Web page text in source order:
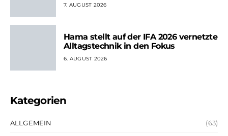
7. AUGUST 2026
Hama stellt auf der IFA 2026 vernetzte
Alltagstechnik in den Fokus
6. AUGUST 2026
Kategorien
ALLGEMEIN (63)